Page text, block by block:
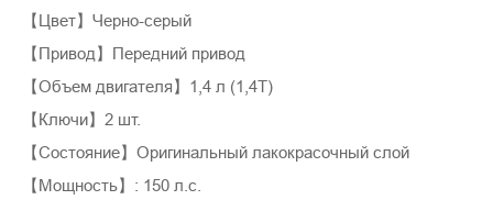
【Цвет】Черно-серый
【Привод】Передний привод
【Объем двигателя】1,4 л (1,4T)
【Ключи】2 шт.
【Состояние】Оригинальный лакокрасочный слой
【Мощность】: 150 л.с.